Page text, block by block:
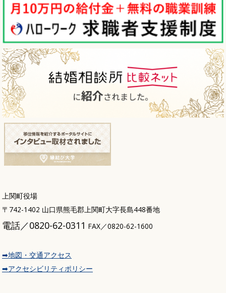
上関町役場
〒742-1402 山口県熊毛郡上関町大字長島448番地
電話／0820-62-0311 FAX／0820-62-1600
➡地図・交通アクセス
➡アクセシビリティポリシー